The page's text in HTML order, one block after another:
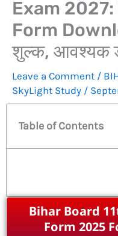
Exam
Form
शुल्क, आवश्यक
Leave a Comment /
SkyLight Study /
Table of Contents
Bihar Board
Form 2025